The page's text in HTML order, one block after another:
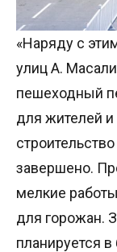
«Наряду с
улиц А.
пешеходный
для жителей и
завершено.
мелкие
для горожан.
планируется